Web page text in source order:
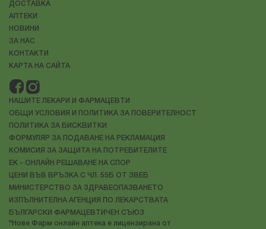
ДОСТАВКА
АПТЕКИ
НОВИНИ
ЗА НАС
КОНТАКТИ
КАРТА НА САЙТА
НАШИТЕ ЛЕКАРИ И ФАРМАЦЕВТИ
ОБЩИ УСЛОВИЯ И ПОЛИТИКА ЗА ПОВЕРИТЕЛНОСТ
ПОЛИТИКА ЗА БИСКВИТКИ
ФОРМУЛЯР ЗА ПОДАВАНЕ НА РЕКЛАМАЦИЯ
КОМИСИЯ ЗА ЗАЩИТА НА ПОТРЕБИТЕЛИТЕ
ЕК - ОНЛАЙН РЕШАВАНЕ НА СПОР
ЦЕНИ ВЪВ ВРЪЗКА С ЧЛ. 55Б ОТ ЗВЕБ
МИНИСТЕРСТВО ЗА ЗДРАВЕОПАЗВАНЕТО
ИЗПЪЛНИТЕЛНА АГЕНЦИЯ ПО ЛЕКАРСТВАТА
БЪЛГАРСКИ ФАРМАЦЕВТИЧЕН СЪЮЗ
"Нове Фарм онлайн аптека е лицензирана от